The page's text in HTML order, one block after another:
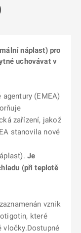
náplast) pro
uchovávat v
(EMEA)
zařízení, jakož
stanovila nové
Je
(při teplotě
vznik
které
vločky.Dostupné